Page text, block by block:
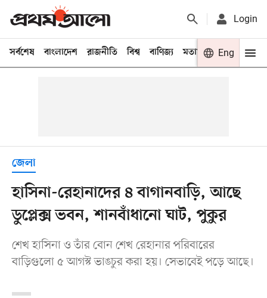
Login
সর্বশেষ বাংলাদেশ রাজনীতি বিশ্ব বাণিজ্য মতামত খেলা
Eng
জেলা
হাসিনা-রেহানাদের ৪ বাগানবাড়ি, আছে
ডুপ্লেক্স ভবন, শানবাঁধানো ঘাট, পুকুর
শেখ হাসিনা ও তাঁর বোন শেখ রেহানার পরিবারের
বাড়িগুলো ৫ আগস্ট ভাঙচুর করা হয়। সেভাবেই পড়ে আছে।